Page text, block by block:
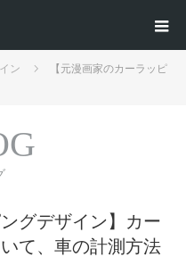
ン
【元漫画家のカーラッピ
グデザイン】カー
て、車の計測方法